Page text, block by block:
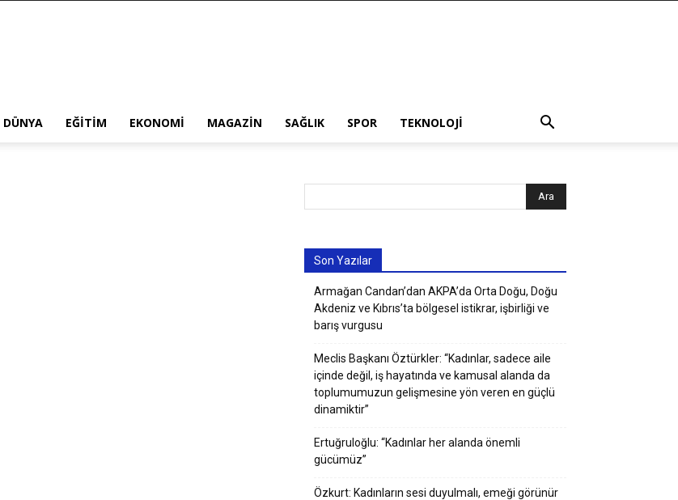
DÜNYA EĞITIM EKONOMI MAGAZIN SAĞLIK SPOR TEKNOLOJI
Son Yazılar
Armağan Candan’dan AKPA’da Orta Doğu, Doğu
Akdeniz ve Kıbrıs’ta bölgesel istikrar, işbirliği ve
barış vurgusu
Meclis Başkanı Öztürkler: “Kadınlar, sadece aile
içinde değil, iş hayatında ve kamusal alanda da
toplumumuzun gelişmesine yön veren en güçlü
dinamiktir”
Ertuğruloğlu: “Kadınlar her alanda önemli
gücümüz”
Özkurt: Kadınların sesi duyulmalı, emeği görünür